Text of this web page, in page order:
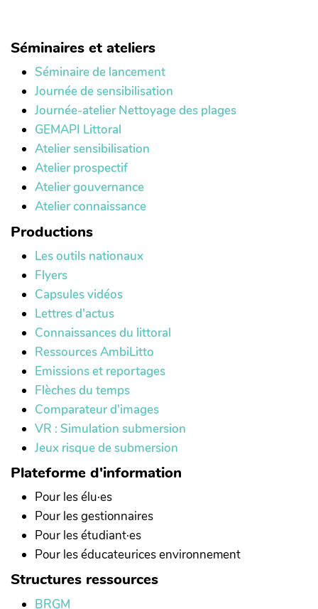
Séminaires et ateliers
Séminaire de lancement
Journée de sensibilisation
Journée-atelier Nettoyage des plages
GEMAPI Littoral
Atelier sensibilisation
Atelier prospectif
Atelier gouvernance
Atelier connaissance
Productions
Les outils nationaux
Flyers
Capsules vidéos
Lettres d'actus
Connaissances du littoral
Ressources AmbiLitto
Emissions et reportages
Flèches du temps
Comparateur d'images
VR : Simulation submersion
Jeux risque de submersion
Plateforme d'information
Pour les élu·es
Pour les gestionnaires
Pour les étudiant·es
Pour les éducateurices environnement
Structures ressources
BRGM